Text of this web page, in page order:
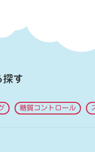
す
糖質コントロール